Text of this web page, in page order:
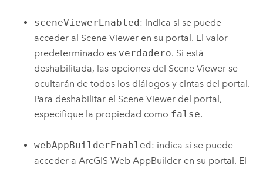
sceneViewerEnabled : indica si se puede
acceder al Scene Viewer en su portal. El valor
predeterminado es verdadero. Si está
deshabilitada, las opciones del Scene Viewer se
ocultarán de todos los diálogos y cintas del portal.
Para deshabilitar el Scene Viewer del portal,
especifique la propiedad como false.
webAppBuilderEnabled: indica si se puede
acceder aArcGIS Web AppBuilder en su portal. El